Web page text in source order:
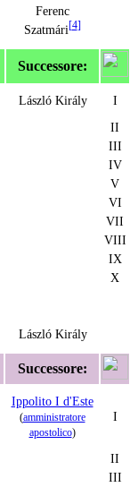
Ferenc
Szatmári[4]
Successore:
László Király
I
II
III
IV
V
VI
VII
VIII
IX
X
László Király
Successore:
Ippolito I d'Este
(amministratore
apostolico)
I
II
III